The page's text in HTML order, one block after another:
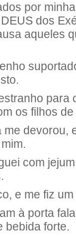
por
dos
aqueles
para
os filhos
me devorou,
com
e me fiz
à porta
bebida forte.